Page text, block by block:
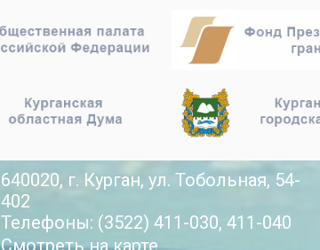
640020, г. Курган, ул. Тобольная, 54-
402
Телефоны: (3522) 411-030, 411-040
Смотреть на карте